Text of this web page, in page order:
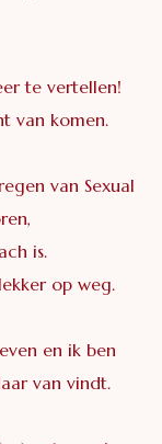
te vertellen!
van komen.
van Sexual
is.
op weg.
en ik ben
van vindt.